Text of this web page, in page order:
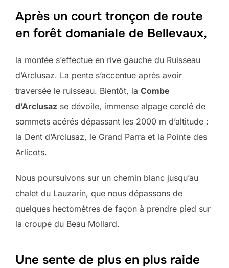
Après un court tronçon de route
en forêt domaniale de Bellevaux,
la montée s’effectue en rive gauche du Ruisseau
d’Arclusaz. La pente s’accentue après avoir
traversée le ruisseau. Bientôt, la Combe
d’Arclusaz se dévoile, immense alpage cerclé de
sommets acérés dépassant les 2000 m d’altitude :
la Dent d’Arclusaz, le Grand Parra et la Pointe des
Arlicots.
Nous poursuivons sur un chemin blanc jusqu’au
chalet du Lauzarin, que nous dépassons de
quelques hectomètres de façon à prendre pied sur
la croupe du Beau Mollard.
Une sente de plus en plus raide